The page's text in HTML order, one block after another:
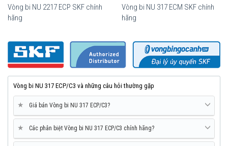
Ngọc Anh - Đại lý uỷ quyền SKF.
Vòng bi NU 2217 ECP SKF chính
hãng
Vòng bi NU 317 ECM SKF chính
hãng
Vòng bi NU 317 ECP/C3 và những câu hỏi thường gặp
★ Giá bán Vòng bi NU 317 ECP/C3?
★ Các phân biệt Vòng bi NU 317 ECP/C3 chính hãng?